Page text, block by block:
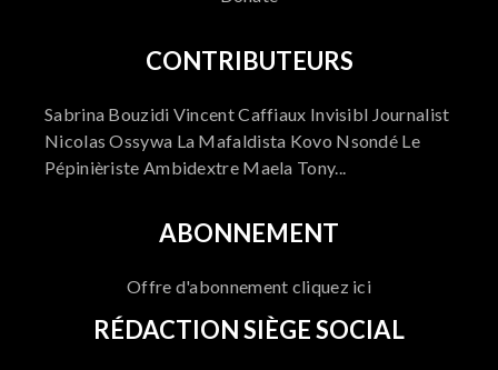
CONTRIBUTEURS
Sabrina Bouzidi Vincent Caffiaux Invisibl Journalist
Nicolas Ossywa La Mafaldista Kovo Nsondé Le
Pépinièriste Ambidextre Maela Tony...
ABONNEMENT
Offre d'abonnement cliquez ici
RÉDACTION SIÈGE SOCIAL